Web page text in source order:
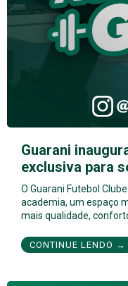
Guarani
exclusiva para
O Guarani Futebol
academia, um espaço
mais qualidade,
CONTINUE LENDO →